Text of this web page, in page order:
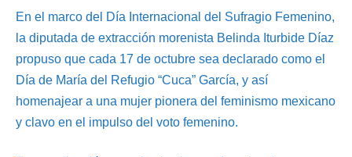
En el marco del Día Internacional del Sufragio Femenino,
la diputada de extracción morenista Belinda Iturbide Díaz
propuso que cada 17 de octubre sea declarado como el
Día de María del Refugio “Cuca” García, y así
homenajear a una mujer pionera del feminismo mexicano
y clavo en el impulso del voto femenino.